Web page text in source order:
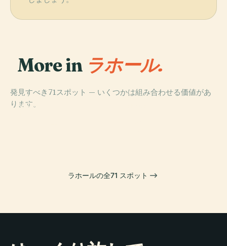
More in ラホール.
発見すべき71スポット — いくつかは組み合わせる価値があ
ります。
PLACE
バードシャーヒ
PLACE
PLACE
ラホールの全71 スポット